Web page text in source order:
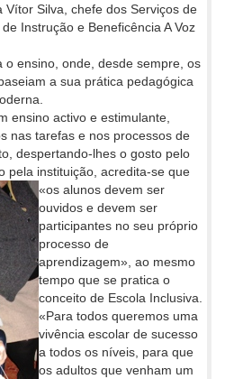
Vítor Silva, chefe dos Serviços de
Instrução e Beneficência A Voz
o ensino, onde, desde sempre, os
a sua prática pedagógica
ensino activo e estimulante,
nas tarefas e nos processos de
despertando-lhes o gosto pelo
pela instituição, acredita-se que
«os alunos devem ser
ouvidos e devem ser
participantes no seu próprio
processo de
aprendizagem», ao mesmo
tempo que se pratica o
conceito de Escola Inclusiva.
«Para todos queremos uma
vivência escolar de sucesso
a todos os níveis, para que
os adultos que venham um